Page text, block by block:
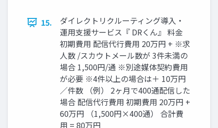
15.
ダイレクトリクルーティング導入・
運用支援サービス『 DRくん』 料金
初期費用 配信代行費用 20万円 + ※求
人数 /スカウトメール数が 3件未満の
場合 1,500円/通 ※別途媒体契約費用
が必要 ※4件以上の場合は＋ 10万円
／件数 （例） 2ヶ月で400通配信した
場合 配信代行費用 初期費用 20万円 +
60万円 （1,500円×400通） 合計費
用 = 80万円